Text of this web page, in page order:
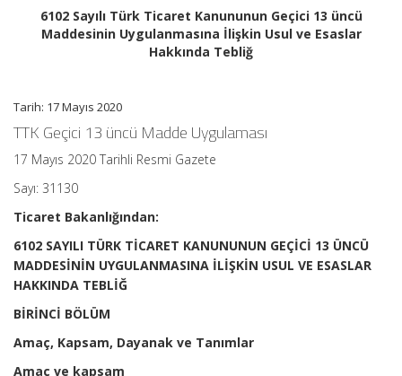
7
dakika
için
6102 Sayılı Türk Ticaret Kanununun Geçici 13 üncü
Maddesinin Uygulanmasına İlişkin Usul ve Esaslar
Hakkında Tebliğ
Tarih: 17 Mayıs 2020
TTK Geçici 13 üncü Madde Uygulaması
17 Mayıs 2020 Tarihli Resmi Gazete
Sayı: 31130
Ticaret Bakanlığından:
6102 SAYILI TÜRK TİCARET KANUNUNUN GEÇİCİ 13 ÜNCÜ
MADDESİNİN UYGULANMASINA İLİŞKİN USUL VE ESASLAR
HAKKINDA TEBLİĞ
BİRİNCİ BÖLÜM
Amaç, Kapsam, Dayanak ve Tanımlar
Amaç ve kapsam